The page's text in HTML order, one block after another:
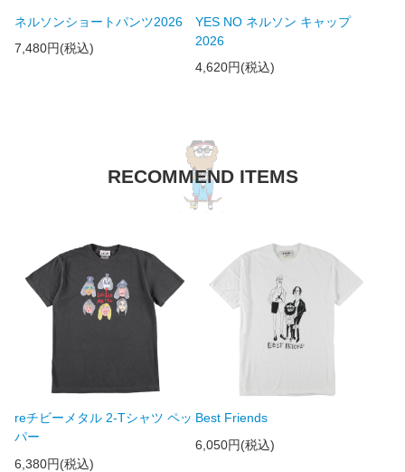
ネルソンショートパンツ2026
7,480円(税込)
YES NO ネルソン キャップ
2026
4,620円(税込)
RECOMMEND ITEMS
reチビーメタル 2-Tシャツ ペッ
パー
6,380円(税込)
Best Friends
6,050円(税込)